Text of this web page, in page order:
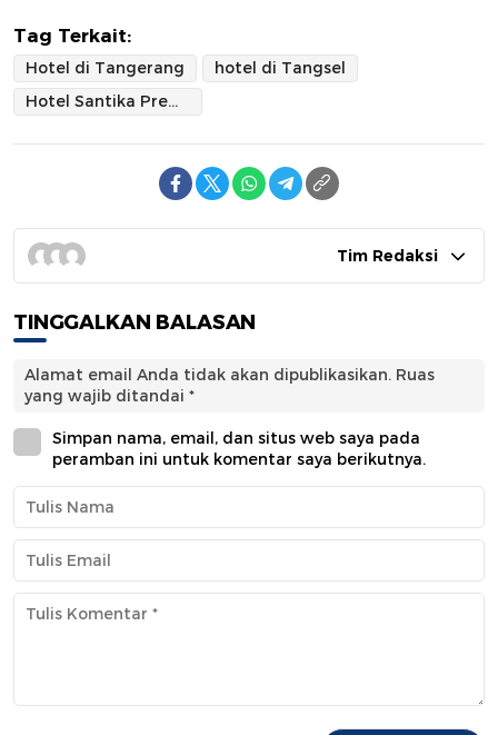
Tag Terkait:
Hotel di Tangerang
hotel di Tangsel
Hotel Santika Premiere Bintaro
Tim Redaksi
TINGGALKAN BALASAN
Alamat email Anda tidak akan dipublikasikan. Ruas
yang wajib ditandai *
Simpan nama, email, dan situs web saya pada
peramban ini untuk komentar saya berikutnya.